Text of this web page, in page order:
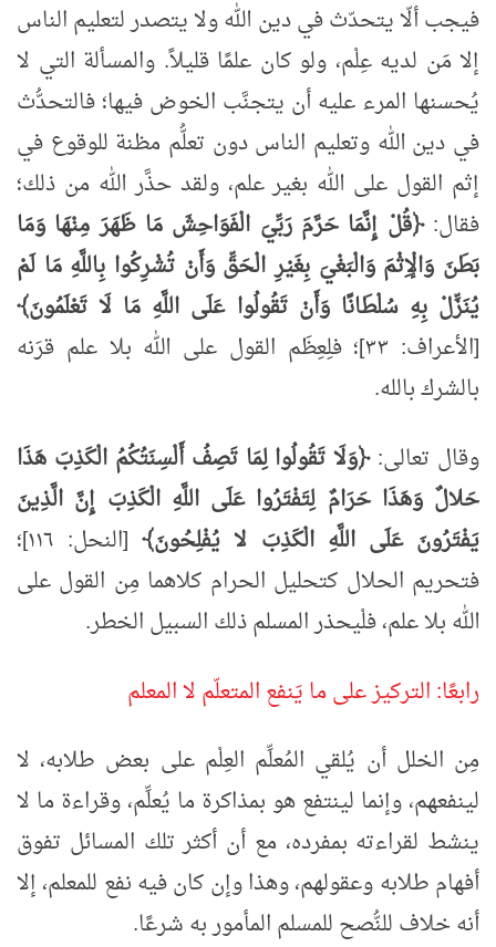
فيجب ألّا يتحدّث في دين الله ولا يتصدر لتعليم الناس
إلا مَن لديه عِلْم، ولو كان علمًا قليلاً. والمسألة التي لا
يُحسنها المرء عليه أن يتجنَّب الخوض فيها؛ فالتحدُّث
في دين الله وتعليم الناس دون تعلُّم مظنة للوقوع في
إثم القول على الله بغير علم، ولقد حذَّر الله من ذلك؛
فقال:﴿قُلْ إِنَّمَا حَرَّمَ رَبِّيَ الْفَوَاحِشَ مَا ظَهَرَ مِنْهَا وَمَا
بَطَنَ وَالْإِثْمَ وَالْبَغْيَ بِغَيْرِ الْحَقِّ وَأَنْ تُشْرِكُوا بِاللَّهِ مَا لَمْ
يُنَزِّلْ بِهِ سُلْطَانًا وَأَنْ تَقُولُوا عَلَى اللَّهِ مَا لَا تَعْلَمُونَ﴾
[الأعراف: ٣٣]؛ فلِعِظَم القول على الله بلا علم قرَنه
بالشرك بالله.
وقال تعالى:﴿وَلَا تَقُولُوا لِمَا تَصِفُ أَلْسِنَتُكُمُ الْكَذِبَ هَذَا
حَلالٌ وَهَذَا حَرَامٌ لِتَفْتَرُوا عَلَى اللَّهِ الْكَذِبَ إِنَّ الَّذِينَ
يَفْتَرُونَ عَلَى اللَّهِ الْكَذِبَ لا يُفْلِحُونَ﴾
[النحل: ١١٦]؛
فتحريم الحلال كتحليل الحرام كلاهما مِن القول على
الله بلا علم، فلْيحذر المسلم ذلك السبيل الخطر.
رابعًا: التركيز على ما يَنفع المتعلّم لا المعلم
مِن الخلل أن يُلقي المُعلِّم العِلْم على بعض طلابه، لا
لينفعهم، وإنما لينتفع هو بمذاكرة ما يُعلِّم، وقراءة ما لا
ينشط لقراءته بمفرده، مع أن أكثر تلك المسائل تفوق
أفهام طلابه وعقولهم، وهذا وإن كان فيه نفع للمعلم، إلا
أنه خلاف للنُّصح للمسلم المأمور به شرعًا.